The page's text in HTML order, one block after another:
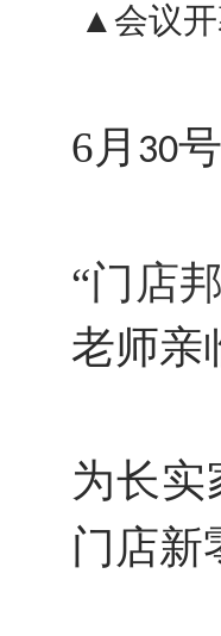
▲会议开
6月 30
“门店邦
老师亲
为长
门店新